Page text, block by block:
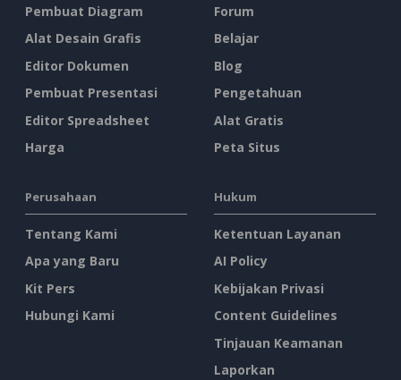
Pembuat Diagram
Alat Desain Grafis
Editor Dokumen
Pembuat Presentasi
Editor Spreadsheet
Harga
Forum
Belajar
Blog
Pengetahuan
Alat Gratis
Peta Situs
Perusahaan
Tentang Kami
Apa yang Baru
Kit Pers
Hubungi Kami
Hukum
Ketentuan Layanan
AI Policy
Kebijakan Privasi
Content Guidelines
Tinjauan Keamanan
Laporkan